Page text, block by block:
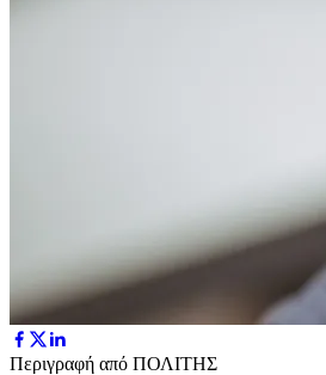
Περιγραφή από ΠΟΛΙΤΗΣ